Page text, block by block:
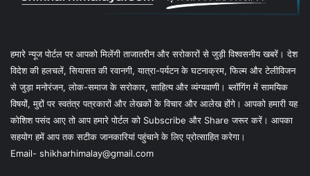
हमारे न्यूज पोर्टल पर आपको मिलेंगी ताजातरीन और सरोकारों से जुड़ी विश्वसनीय खबरें। देश
विदेश की हलचलें, सियासत की रवानगी, यात्रा-पर्यटन के घटनाक्रम, फिल्म और टेलीविजन
से जुड़ा मनोरंजन, लोक-समाज के सरोकार, साहित्य और व्यंग्यवाणी। ब्लॉगिंग में सामयिक
विषयों, मुद्दों पर स्वतंत्र पत्रकारों और लेखकों के विचार और आलेख होंगे। आपको हमारी यह
कोशिश पसंद आए तो आप हमारे पोर्टल को Subscribe और Share जरूर करें। आपका
सहयोग हमें आप तक सटीक जानकारियां पहुंचाने के लिए प्रोत्साहित करेगा।
Email- shikharhimalay@gmail.com